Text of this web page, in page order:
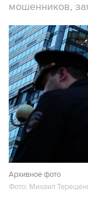
мошенников,
Архивное фото
Фото: Михаил